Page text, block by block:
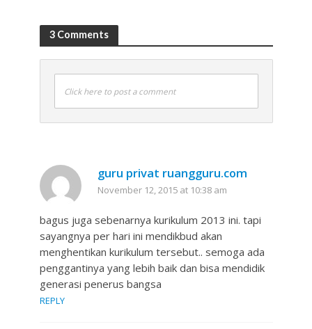
3 Comments
Click here to post a comment
guru privat ruangguru.com
November 12, 2015 at 10:38 am
bagus juga sebenarnya kurikulum 2013 ini. tapi
sayangnya per hari ini mendikbud akan
menghentikan kurikulum tersebut.. semoga ada
penggantinya yang lebih baik dan bisa mendidik
generasi penerus bangsa
REPLY